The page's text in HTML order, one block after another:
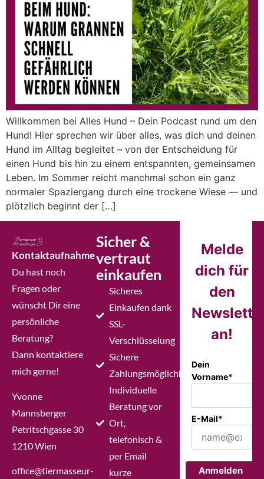
Willkommen bei Alles Hund – Dein Podcast rund um den
Hund! Hier sprechen wir über alles, was dich und deinen
Hund im Alltag begleitet – von der Entscheidung für
einen Hund bis hin zu einem entspannten, gemeinsamen
Leben. Im Sommer reicht manchmal schon ein ganz
normaler Spaziergang durch eine trockene Wiese — und
plötzlich beginnt der […]
Kontaktaufnahme
Du hast noch
Fragen oder
wünscht Dir eine
persönliche
Beratung?
Dann kontaktiere
mich gerne!
Yvonne
Mannsberger
Petritschgasse 30
1210 Wien
office@tiermasseur-
Sicher &
vertraut
einkaufen
Sicheres
Einkaufen dank
SSL-
Verschlüsselung
Sichere
Zahlungsmöglichkeiten
Individuelle
Beratung vor
Ort,
telefonisch &
per Email
kurze
Melde
dich für
den
an!
Dein
Vorname*
E-Mail*
Anmelden